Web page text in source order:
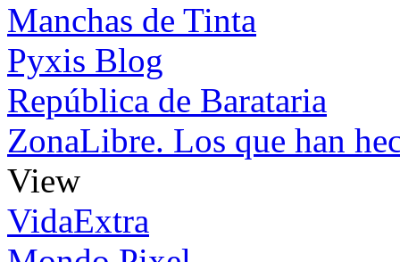
Manchas de Tinta
Pyxis Blog
República de Barataria
ZonaLibre. Los que han
View
VidaExtra